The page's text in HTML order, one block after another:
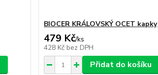
BIOCER KRÁLOVSKÝ OCET kapky
479 Kč/ks
428 Kč bez DPH
Přidat do košíku